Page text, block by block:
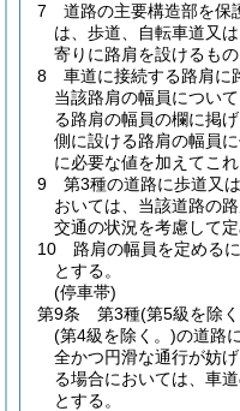
7
道路の主要構造部を保
は、歩道、自転車道又
寄りに路肩を設けるもの
8
車道に接続する路肩に
当該路肩の幅員について
る路肩の幅員の欄に掲
側に設ける路肩の幅員
に必要な値を加えてこ
9
第3種の道路に歩道又
おいては、当該道路の
交通の状況を考慮して定
10
路肩の幅員を定める
とする。
(停車帯)
第9条
第3種(第5級を除く
(第4級を除く。)の道路
全かつ円滑な通行が妨
る場合においては、車
とする。